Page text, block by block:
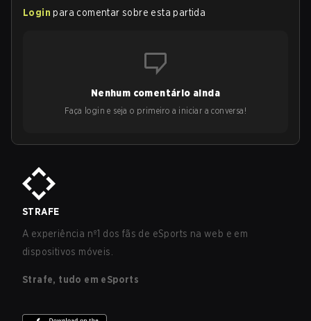
Login para comentar sobre esta partida
Nenhum comentário ainda
Faça login e seja o primeiro a iniciar a conversa!
STRAFE
A experiência nº1 dos fãs de eSports na web e em
dispositivos móveis.
Strafe, tudo em eSports